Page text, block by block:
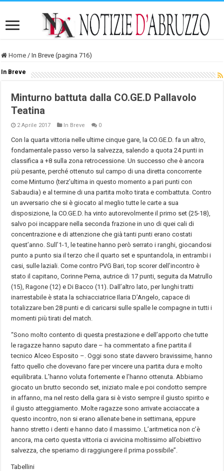
Home / In Breve (pagina 716)
In Breve
Minturno battuta dalla CO.GE.D Pallavolo
Teatina
2 Aprile 2017 In Breve 0
Con la quarta vittoria nelle ultime cinque gare, la CO.GE.D. fa un altro,
fondamentale passo verso la salvezza, salendo a quota 24 punti in
classifica a +8 sulla zona retrocessione. Un successo che è ancora
più pesante, perché ottenuto sul campo di una diretta concorrente
come Minturno (terz’ultima in questo momento a pari punti con
Sabaudia) e al termine di una partita molto tirata e combattuta. Contro
un avversario che si è giocato al meglio tutte le carte a sua
disposizione, la CO.GE.D. ha vinto autorevolmente il primo set (25-18),
salvo poi incappare nella seconda frazione in uno di quei cali di
concentrazione e di attenzione che già tanti punti erano costati
quest’anno. Sull’1-1, le teatine hanno però serrato i ranghi, giocandosi
punto a punto sia il terzo che il quarto set e spuntandola, in entrambi i
casi, sulle laziali. Come contro PVG Bari, top scorer dell’incontro è
stato il capitano, Corinne Perna, autrice di 17 punti, seguita da Matrullo
(15), Ragone (12) e Di Bacco (11). Dall’altro lato, per lunghi tratti
inarrestabile è stata la schiacciatrice Ilaria D’Angelo, capace di
totalizzare ben 28 punti e di caricarsi sulle spalle le compagne in tutti i
momenti più tirati del match.
“Sono molto contento di questa prestazione e dell’apporto che tutte
le ragazze hanno saputo dare – ha commentato a fine partita il
tecnico Alceo Esposito –. Oggi sono state davvero bravissime, hanno
fatto quello che dovevano fare per vincere una partita dura e molto
equilibrata. L’hanno voluta fortemente e l’hanno ottenuta. Abbiamo
giocato un brutto secondo set, iniziato male e poi condotto sempre
in affanno, ma nel resto della gara si è visto sempre il giusto spirito e
il giusto atteggiamento. Molte ragazze sono arrivate acciaccate a
questo incontro, non si erano allenate bene in settimana, eppure
hanno stretto i denti e hanno dato il massimo. L’aritmetica non c’è
ancora, ma certo questa vittoria ci avvicina moltissimo all’obiettivo
salvezza, che speriamo di raggiungere il prima possibile”.
Tabellini